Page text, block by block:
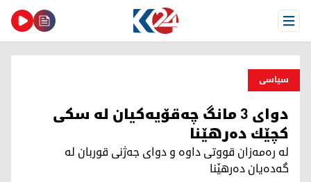
Open Menu
سیاسی
دوای 3 مانگ چه‌قۆیه‌كیان له‌ سكی
كچێك ده‌رهێنا
له‌ ره‌مه‌زان قووتی داوه‌ و دوای جه‌ژنی قوربان له‌
گه‌ده‌یان ده‌رهێنا